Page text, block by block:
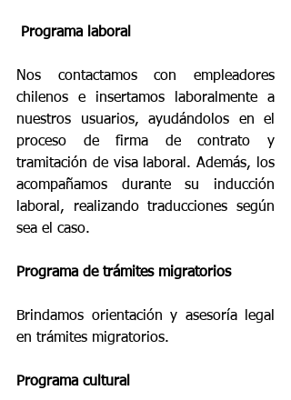
Programa laboral
Nos contactamos con empleadores
chilenos e insertamos laboralmente a
nuestros usuarios, ayudándolos en el
proceso de firma de contrato y
tramitación de visa laboral. Además, los
acompañamos durante su inducción
laboral, realizando traducciones según
sea el caso.
Programa de trámites migratorios
Brindamos orientación y asesoría legal
en trámites migratorios.
Programa cultural